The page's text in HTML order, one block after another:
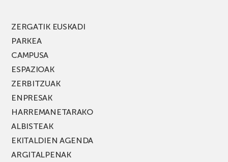
ZERGATIK EUSKADI
PARKEA
CAMPUSA
ESPAZIOAK
ZERBITZUAK
ENPRESAK
HARREMANETARAKO
ALBISTEAK
EKITALDIEN AGENDA
ARGITALPENAK